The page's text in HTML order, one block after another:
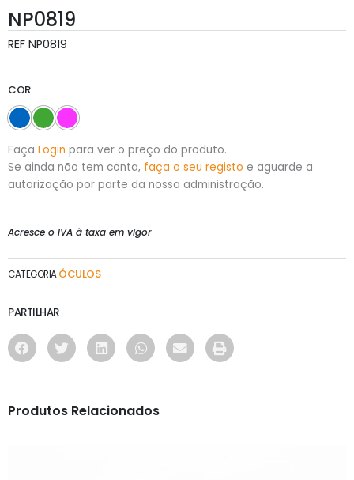
NP0819
REF NP0819
COR
Faça Login para ver o preço do produto.
Se ainda não tem conta, faça o seu registo e aguarde a
autorização por parte da nossa administração.
Acresce o IVA à taxa em vigor
CATEGORIA ÓCULOS
PARTILHAR
Produtos Relacionados